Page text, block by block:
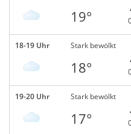
19°
18-19 Uhr Stark bewölkt
18°
19-20 Uhr Stark bewölkt
17°